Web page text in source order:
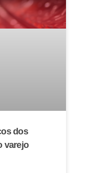
dos
varejo